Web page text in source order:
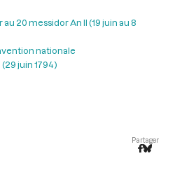
20 messidor An II (19 juin au 8
nationale
juin 1794 )
Partager